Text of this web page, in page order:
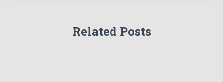
Related Posts